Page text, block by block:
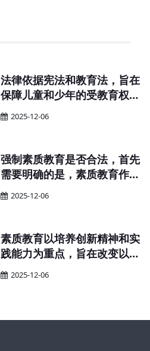
法律依据宪法和教育法，旨在
保障儿童和少年的受教育权
利，提高国民素质。 为保障适
龄儿童、少年接受义务教育的
施，并提升全民族的整体素
质，特依据宪法和教育法制定
本法。
2025-12-06
强制素质教育是否合法，首先
需要明确的是，素质教育作为
义务教育的一部分，其实施应
当遵循义务教育的相关规定。
2025-12-06
素质教育以培养创新精神和实
践能力为重点，旨在改变以往
只重视书本知识、忽视实践能
力的教育现象。在实施素质教
2025-12-06